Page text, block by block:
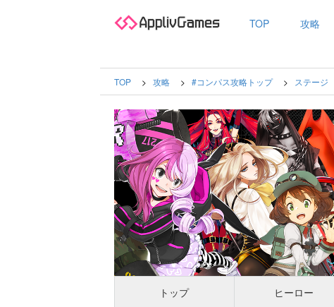
TOP 攻略
TOP 攻略 #コンパス攻略トップ ステージ
トップ ヒーロー